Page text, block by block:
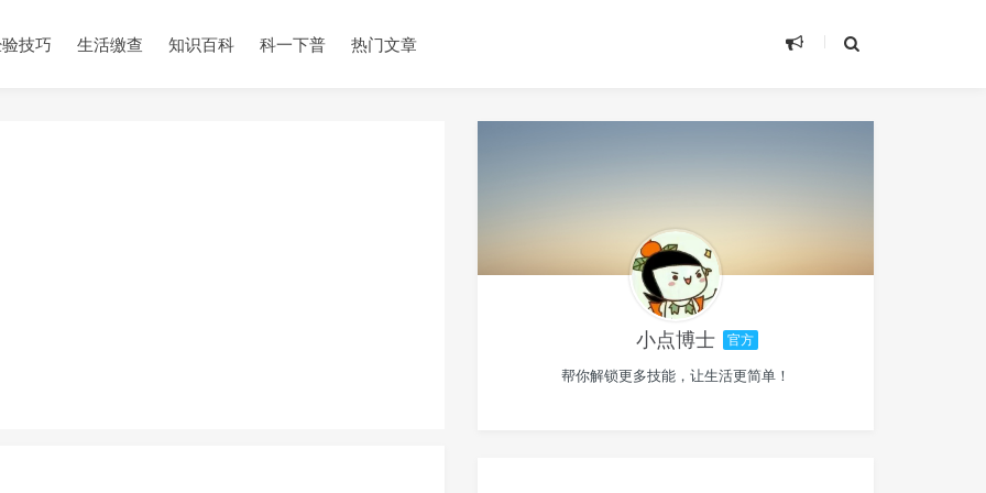
技巧 生活缴查 知识百科 科一下普 热门文章
小点博士 官方
帮你解锁更多技能，让生活更简单！